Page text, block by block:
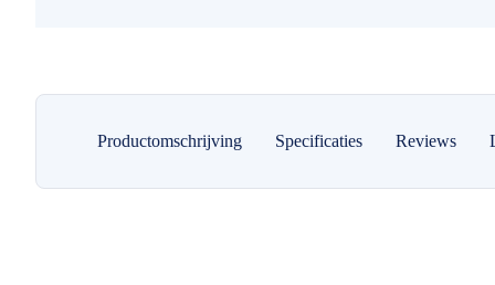
Productomschrijving Specificaties Reviews